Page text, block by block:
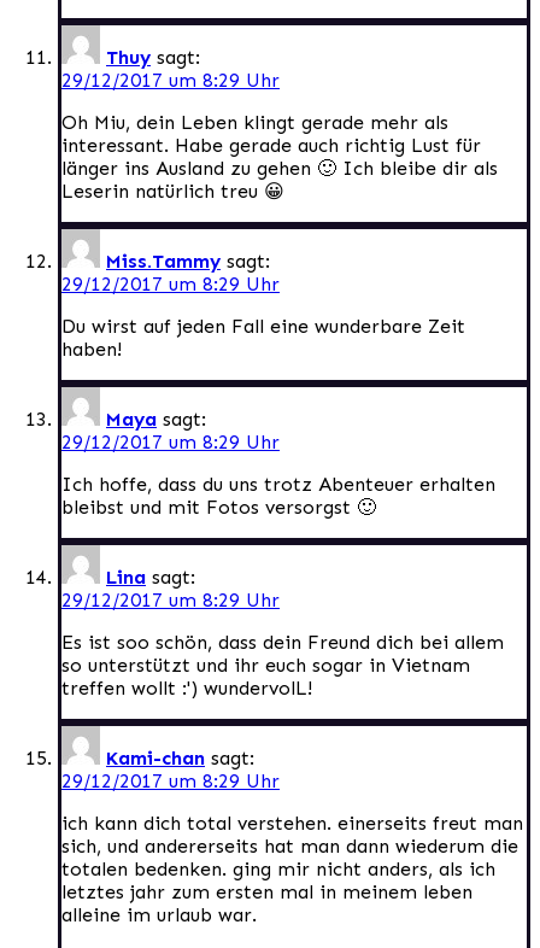
Thuy sagt:
29/12/2017 um 8:29 Uhr
Oh Miu, dein Leben klingt gerade mehr als
interessant. Habe gerade auch richtig Lust für
länger ins Ausland zu gehen 🙂 Ich bleibe dir als
Leserin natürlich treu 😀
Miss.Tammy sagt:
29/12/2017 um 8:29 Uhr
Du wirst auf jeden Fall eine wunderbare Zeit
haben!
Maya sagt:
29/12/2017 um 8:29 Uhr
Ich hoffe, dass du uns trotz Abenteuer erhalten
bleibst und mit Fotos versorgst 🙂
Lina sagt:
29/12/2017 um 8:29 Uhr
Es ist soo schön, dass dein Freund dich bei allem
so unterstützt und ihr euch sogar in Vietnam
treffen wollt :') wundervolL!
Kami-chan sagt:
29/12/2017 um 8:29 Uhr
ich kann dich total verstehen. einerseits freut man
sich, und andererseits hat man dann wiederum die
totalen bedenken. ging mir nicht anders, als ich
letztes jahr zum ersten mal in meinem leben
alleine im urlaub war.